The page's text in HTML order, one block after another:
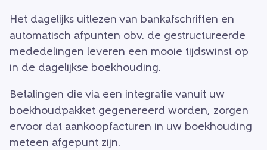
Het dagelijks uitlezen van bankafschriften en
automatisch afpunten obv. de gestructureerde
mededelingen leveren een mooie tijdswinst op
in de dagelijkse boekhouding.
Betalingen die via een integratie vanuit uw
boekhoudpakket gegenereerd worden, zorgen
ervoor dat aankoopfacturen in uw boekhouding
meteen afgepunt zijn.